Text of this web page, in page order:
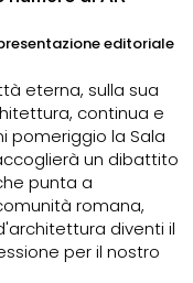
editoriale
eterna, sulla sua
continua e
pomeriggio la Sala
un dibattito
punta a
romana,
diventi il
per il nostro